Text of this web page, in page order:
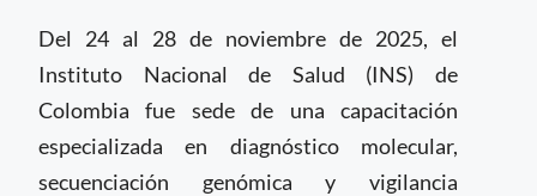
Del 24 al 28 de noviembre de 2025, el
Instituto Nacional de Salud (INS) de
Colombia fue sede de una capacitación
especializada en diagnóstico molecular,
secuenciación genómica y vigilancia